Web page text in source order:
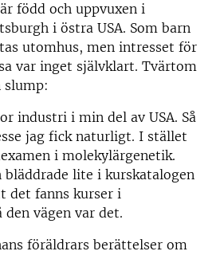
född och uppvuxen i
i östra USA. Som barn
utomhus, men intresset för
var inget självklart. Tvärtom
slump:
industri i min del av USA. Så
jag fick naturligt. I stället
i molekylärgenetik.
bläddrade lite i kurskatalogen
det fanns kurser i
den vägen var det.
föräldrars berättelser om